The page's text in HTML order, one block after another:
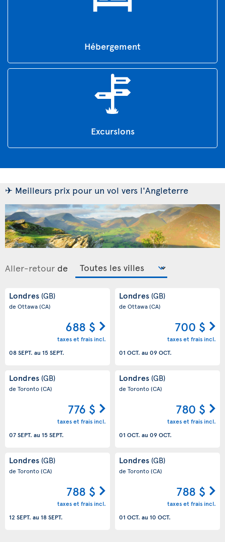
Hébergement
Excursions
✈ Meilleurs prix pour un vol vers l'Angleterre
Aller-retour de
Londres (GB)
de Ottawa(CA)
688 $
taxes et frais incl.
08 SEPT. au 15 SEPT.
Londres (GB)
de Ottawa(CA)
700 $
taxes et frais incl.
01 OCT. au 09 OCT.
Londres (GB)
de Toronto(CA)
776 $
taxes et frais incl.
07 SEPT. au 15 SEPT.
Londres (GB)
de Toronto(CA)
780 $
taxes et frais incl.
01 OCT. au 09 OCT.
Londres (GB)
de Toronto(CA)
788 $
taxes et frais incl.
12 SEPT. au 18 SEPT.
Londres (GB)
de Toronto(CA)
788 $
taxes et frais incl.
01 OCT. au 10 OCT.